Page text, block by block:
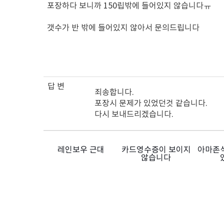
포장하다 보니까 150립밖에 들어있지 않습니다ㅠ
갯수가 반 밖에 들어있지 않아서 문의드립니다
답 변
죄송합니다.
포장시 문제가 있었던것 같습니다.
다시 보내드리겠습니다.
레인보우 근대
카드영수증이 보이지
않습니다
아마존